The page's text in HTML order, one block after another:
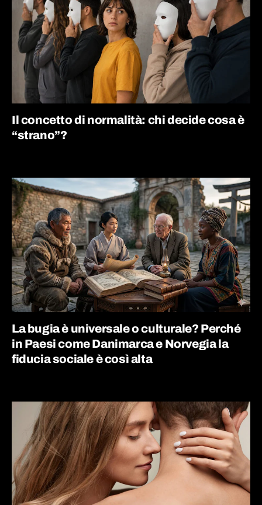
Il concetto di normalità: chi decide cosa è
“strano”?
La bugia è universale o culturale? Perché
in Paesi come Danimarca e Norvegia la
fiducia sociale è così alta